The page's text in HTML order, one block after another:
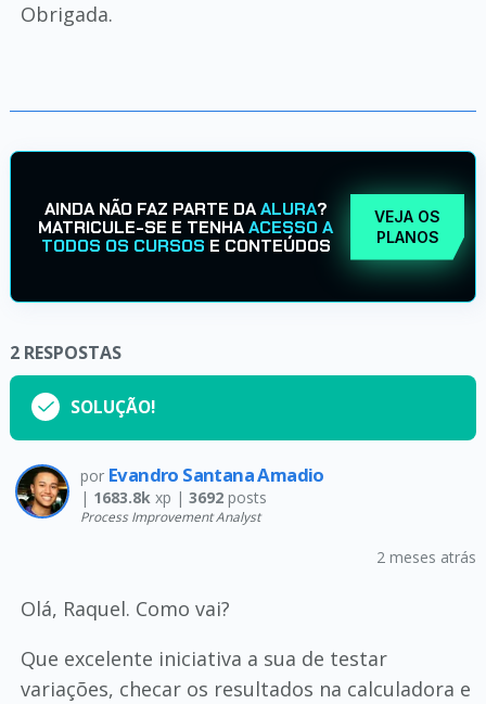
Obrigada.
AINDA NÃO FAZ PARTE DAALURA?
MATRICULE-SE E TENHAACESSO A
TODOS OS CURSOS E CONTEÚDOS
VEJA OS
PLANOS
2 RESPOSTAS
SOLUÇÃO!
por Evandro Santana Amadio
| 1683.8kxp | 3692posts
Process Improvement Analyst
2 meses atrás
Olá, Raquel. Como vai?
Que excelente iniciativa a sua de testar
variações, checar os resultados na calculadora e